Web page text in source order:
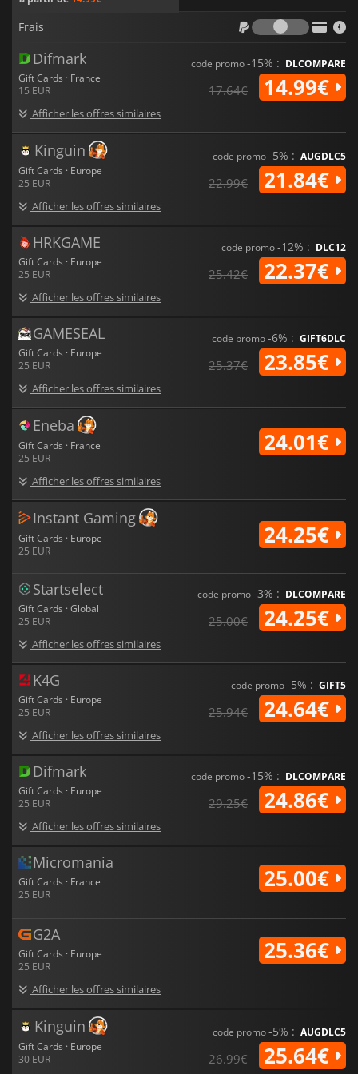
Frais
Frais
Difmark
Gift Cards · France
15 EUR
Afficher les offres similaires
code promo-15% : DLCOMPARE
17.64€ 14.99€
Kinguin
Gift Cards · Europe
25 EUR
Afficher les offres similaires
code promo-5% : AUGDLC5
22.99€ 21.84€
HRKGAME
Gift Cards · Europe
25 EUR
Afficher les offres similaires
code promo-12% : DLC12
25.42€ 22.37€
GAMESEAL
Gift Cards · Europe
25 EUR
Afficher les offres similaires
code promo-6% : GIFT6DLC
25.37€ 23.85€
Eneba
Gift Cards · France
25 EUR
Afficher les offres similaires
24.01€
Instant Gaming
Gift Cards · Europe
25 EUR
24.25€
Startselect
Gift Cards · Global
25 EUR
Afficher les offres similaires
code promo-3% : DLCOMPARE
25.00€ 24.25€
K4G
Gift Cards · Europe
25 EUR
Afficher les offres similaires
code promo-5% : GIFT5
25.94€ 24.64€
Difmark
Gift Cards · Europe
25 EUR
Afficher les offres similaires
code promo-15% : DLCOMPARE
29.25€ 24.86€
Micromania
Gift Cards · France
25 EUR
25.00€
G2A
Gift Cards · Europe
25 EUR
Afficher les offres similaires
25.36€
Kinguin
Gift Cards · Europe
30 EUR
code promo-5% : AUGDLC5
26.99€ 25.64€